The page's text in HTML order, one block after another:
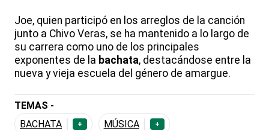
Joe, quien participó en los arreglos de la canción
junto a Chivo Veras, se ha mantenido a lo largo de
su carrera como uno de los principales
exponentes de la bachata, destacándose entre la
nueva y vieja escuela del género de amargue.
TEMAS -
BACHATA
+ MÚSICA +